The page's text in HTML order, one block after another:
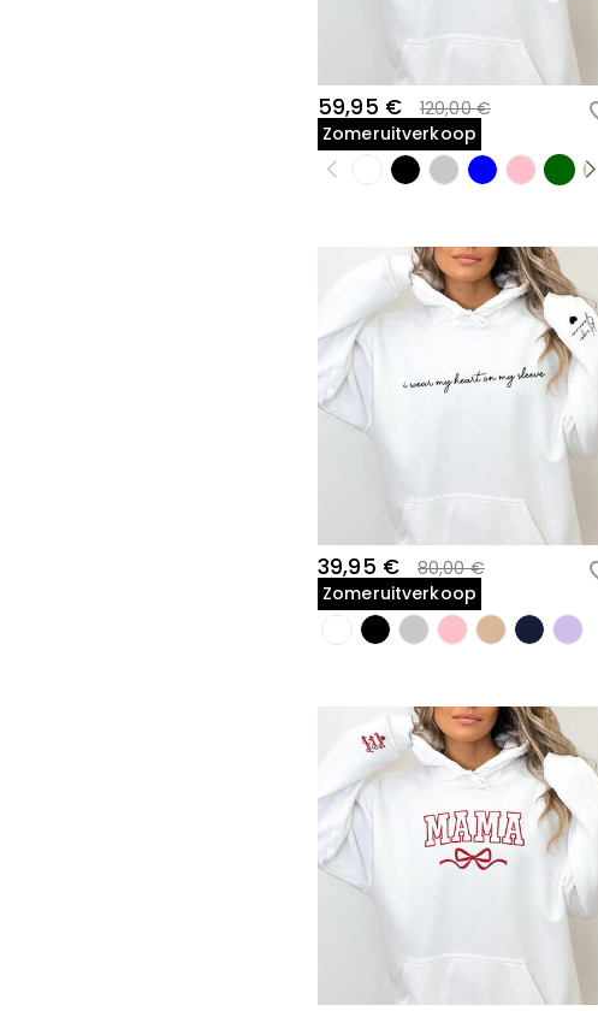
59,95 €
120,00 €
Zomeruitverkoop
39,95 €
80,00 €
Zomeruitverkoop